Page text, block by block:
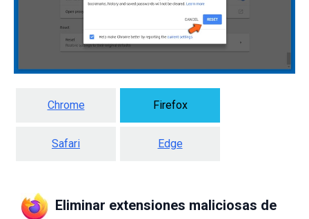
Chrome Firefox
Safari Edge
Eliminar extensiones maliciosas de